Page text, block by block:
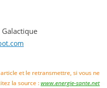
et le retransmettre, si vous ne
la source :www.energie-sante.net